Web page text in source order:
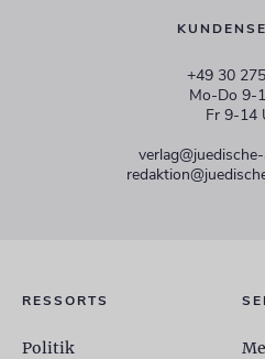
+49 30
Mo-Do 9-
Fr 9-14
RESSORTS
Politik